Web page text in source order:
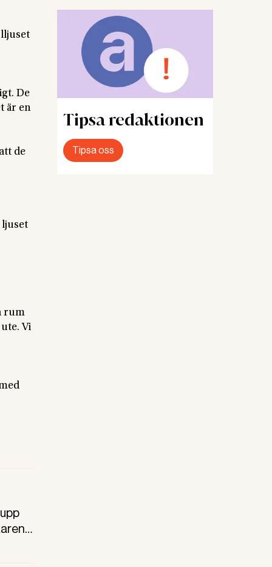
De
är en
de
ljuset
rum
Vi
Tipsa redaktionen
Tipsa oss